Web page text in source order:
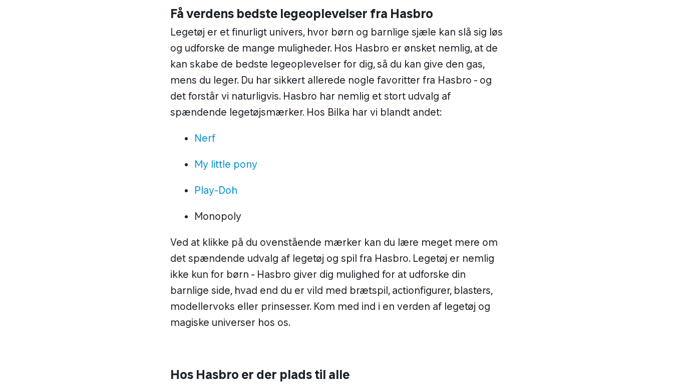
Få verdens bedste legeoplevelser fra Hasbro
Legetøj er et finurligt univers, hvor børn og barnlige sjæle kan slå sig løs
og udforske de mange muligheder. Hos Hasbro er ønsket nemlig, at de
kan skabe de bedste legeoplevelser for dig, så du kan give den gas,
mens du leger. Du har sikkert allerede nogle favoritter fra Hasbro - og
det forstår vi naturligvis. Hasbro har nemlig et stort udvalg af
spændende legetøjsmærker. Hos Bilka har vi blandt andet:
Nerf
My little pony
Play-Doh
Monopoly
Ved at klikke på du ovenstående mærker kan du lære meget mere om
det spændende udvalg af legetøj og spil fra Hasbro. Legetøj er nemlig
ikke kun for børn - Hasbro giver dig mulighed for at udforske din
barnlige side, hvad end du er vild med brætspil, actionfigurer, blasters,
modellervoks eller prinsesser. Kom med ind i en verden af legetøj og
magiske universer hos os.
Hos Hasbro er der plads til alle